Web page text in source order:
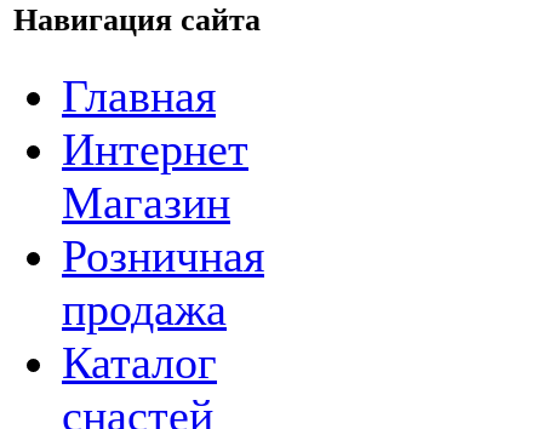
Навигация сайта
Главная
Интернет
Магазин
Розничная
продажа
Каталог
снастей